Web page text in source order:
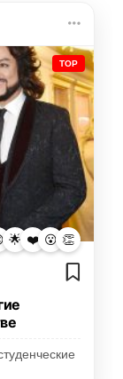
TOP
🌟 ❤️ 😮 👏